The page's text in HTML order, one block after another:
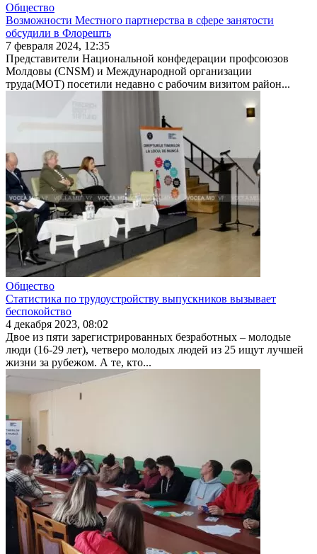
Общество
Возможности Местного партнерства в сфере занятости
обсудили в Флорешть
7 февраля 2024, 12:35
Представители Национальной конфедерации профсоюзов
Молдовы (CNSM) и Между­народной организации
труда(МОТ) посетили недавно с рабочим визитом район...
Общество
Статистика по трудоустройству выпускников вызывает
беспокойство
4 декабря 2023, 08:02
Двое из пяти зарегистрированных безработных – молодые
люди (16-29 лет), четверо молодых людей из 25 ищут луч­шей
жизни за рубежом. А те, кто...